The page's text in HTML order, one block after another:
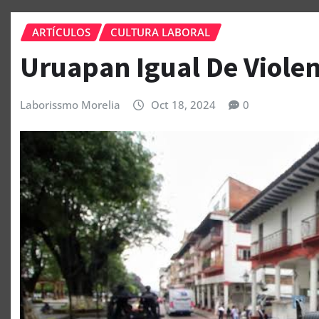
ARTÍCULOS CULTURA LABORAL
Uruapan Igual De
Laborissmo Morelia Oct 18, 2024 0